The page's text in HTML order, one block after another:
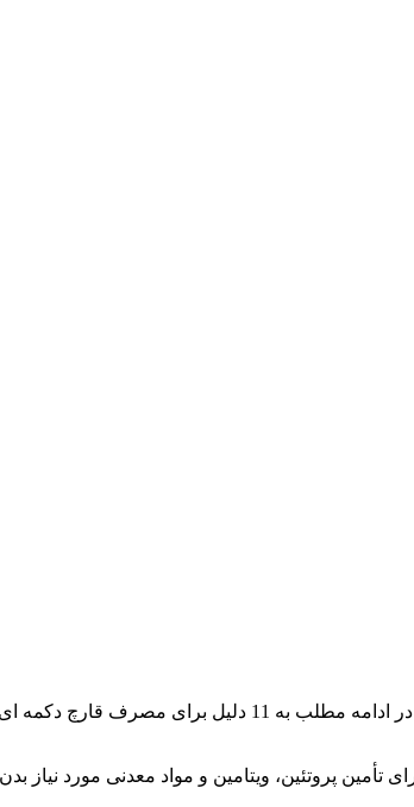
دلایل زیادی برای مصرف قارچ خوراکی وجود دارد
تأمین پروتئین، ویتامین و مواد معدنی مورد نیاز